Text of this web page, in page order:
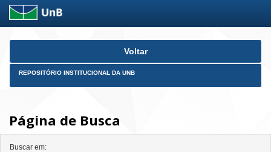
Skip
Voltar
REPOSITÓRIO INSTITUCIONAL DA UNB
Página de Busca
Buscar em: